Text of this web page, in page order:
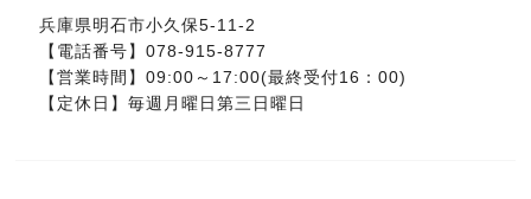
兵庫県明石市小久保5-11-2
【電話番号】078-915-8777
【営業時間】09:00～17:00(最終受付16：00)
【定休日】毎週月曜日第三日曜日